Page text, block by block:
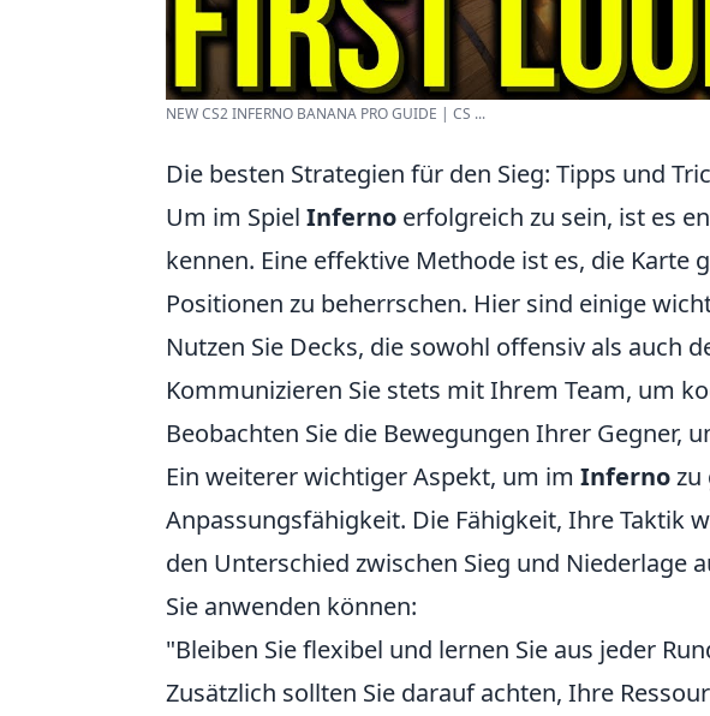
NEW CS2 INFERNO BANANA PRO GUIDE | CS ...
Die besten Strategien für den Sieg: Tipps und
Um im Spiel Inferno erfolgreich zu sein, ist es
kennen. Eine effektive Methode ist es, die Karte
Positionen zu beherrschen. Hier sind einige
Nutzen Sie Decks, die sowohl offensiv als auch
Kommunizieren Sie stets mit Ihrem Team, um
Beobachten Sie die Bewegungen Ihrer Gegner,
Ein weiterer wichtiger Aspekt, um im Infernozu
Anpassungsfähigkeit. Die Fähigkeit, Ihre Taktik
den Unterschied zwischen Sieg und Niederlage
Sie anwenden können:
"Bleiben Sie flexibel und lernen Sie aus jeder
Zusätzlich sollten Sie darauf achten, Ihre